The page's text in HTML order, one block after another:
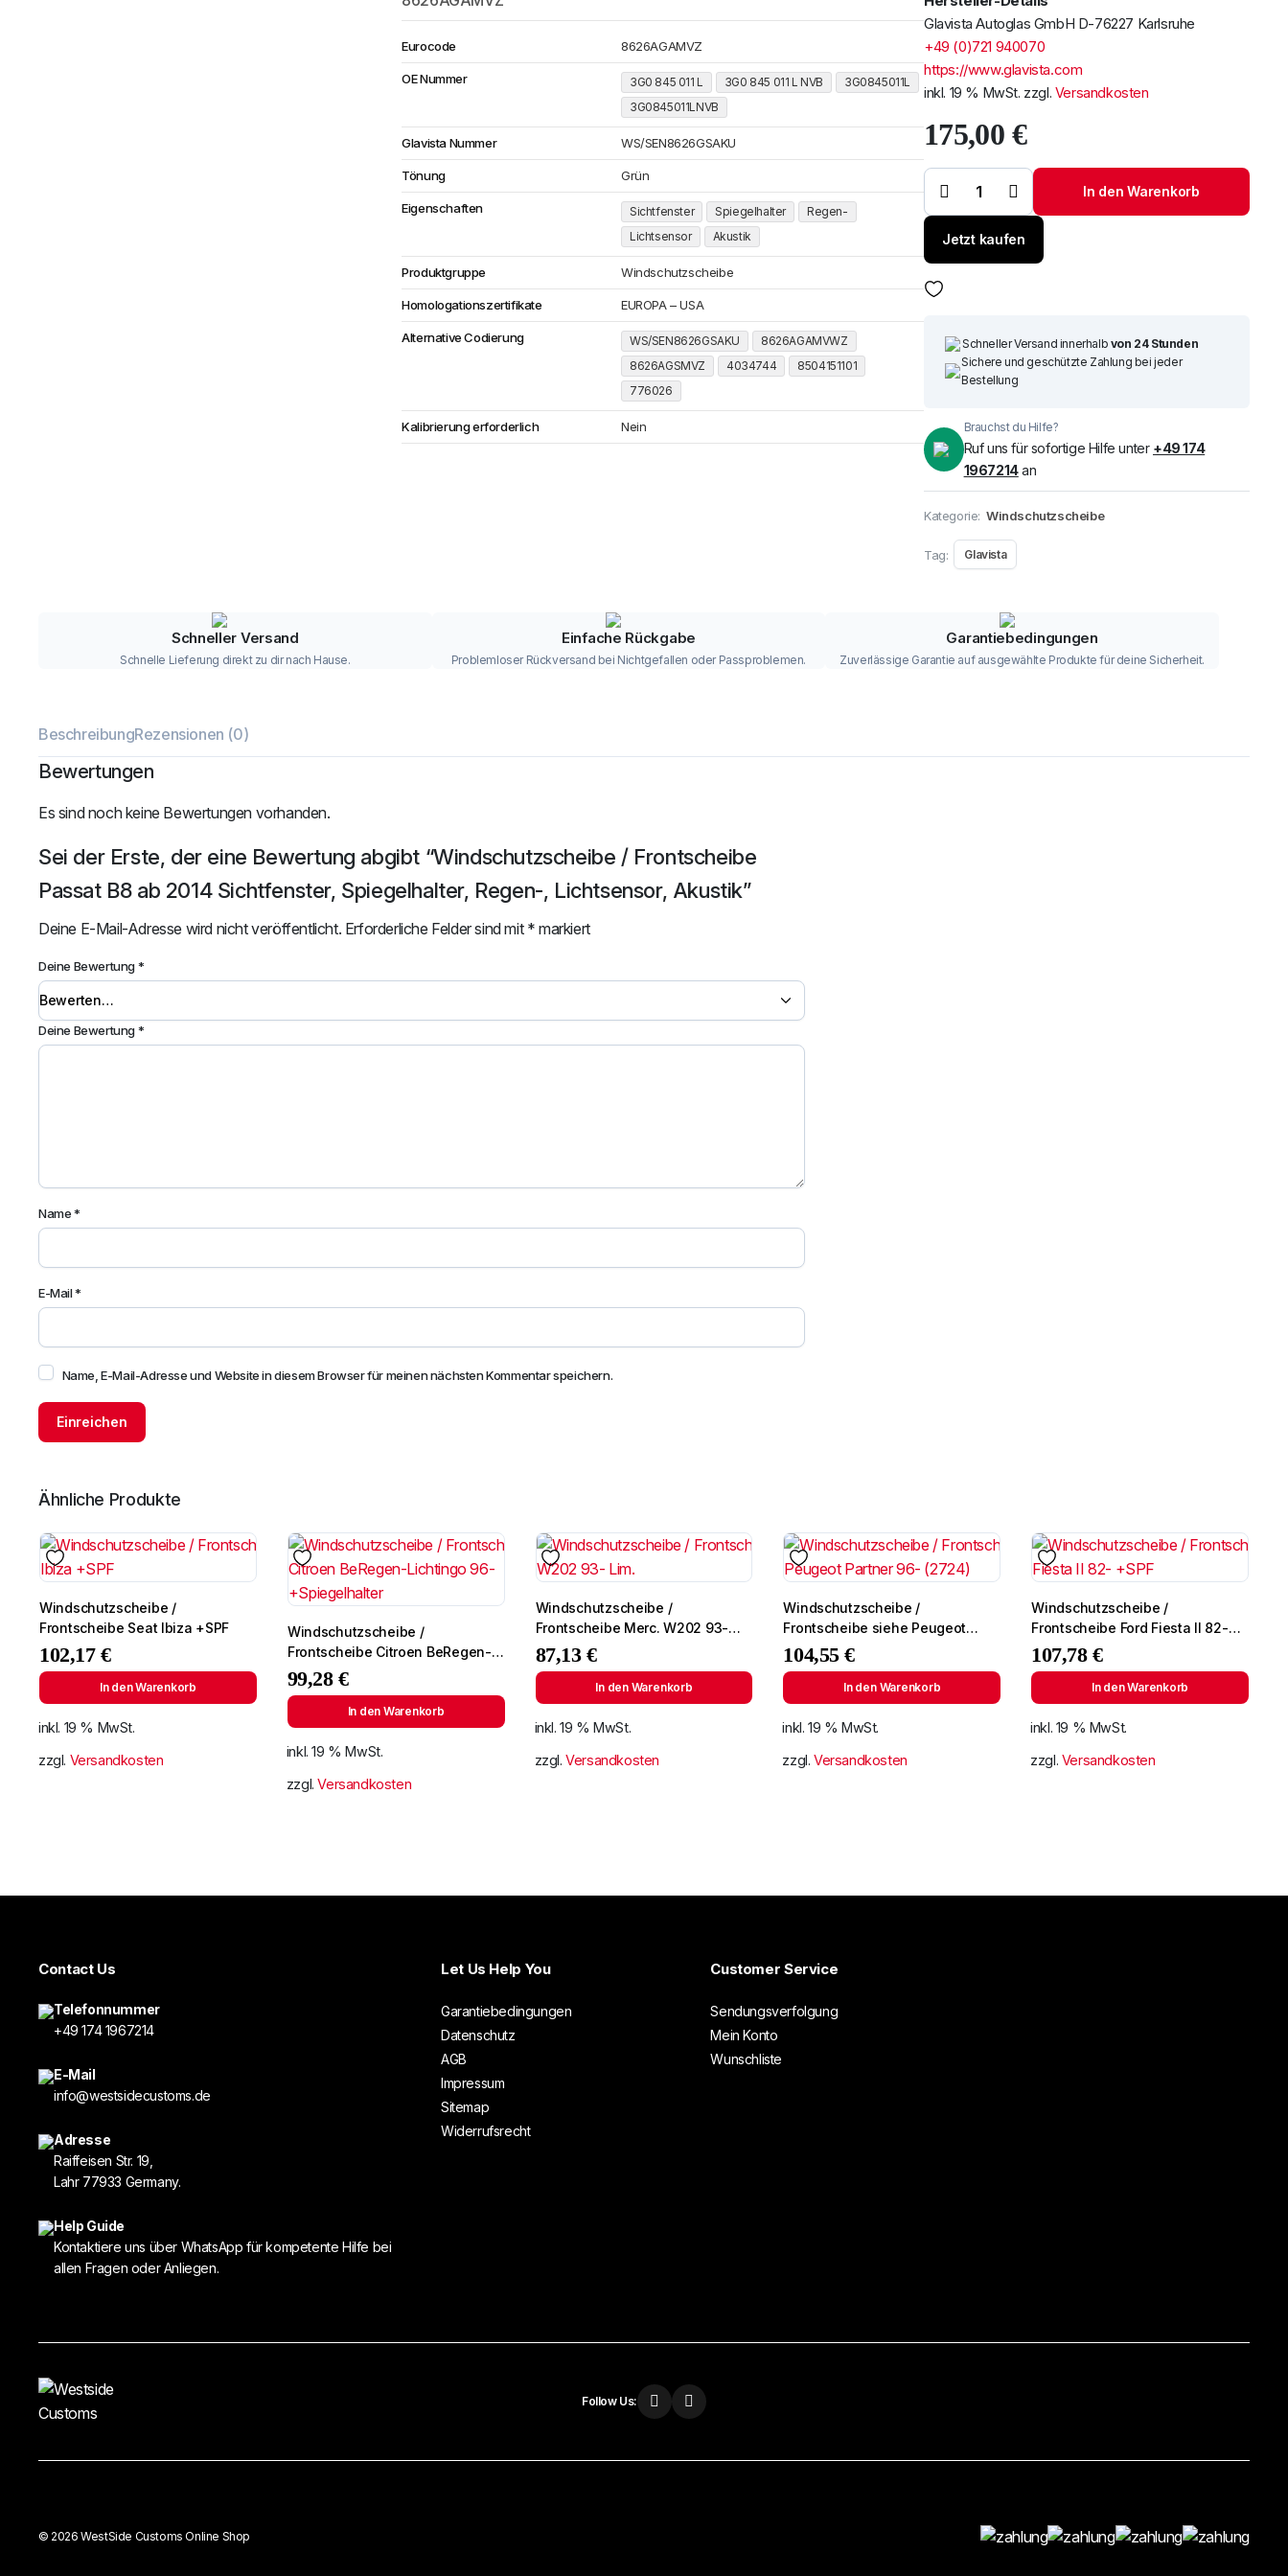
Eurocode 8626AGAMVZ
OE Nummer 3G0 845 011 L 3G0 845 011 L NVB
3G0845011L
3G0845011LNVB
Glavista Nummer WS/SEN8626GSAKU
Tönung Grün
Eigenschaften Sichtfenster Spiegelhalter
Regen-
Lichtsensor
Akustik
Produktgruppe Windschutzscheibe
Homologationszertifikate EUROPA – USA
Alternative Codierung WS/SEN8626GSAKU
8626AGAMVWZ
8626AGSMVZ
4034744
8504151101
776026
Kalibrierung erforderlich Nein
Glavista Autoglas GmbH D-76227 Karlsruhe
+49 (0)721 940070
https://www.glavista.com
inkl. 19 % MwSt. zzgl. Versandkosten
175,00 €
Windschutzscheibe
Passat B8 ab 2014
Sichtfenster,
Spiegelhalter,
Regen-,
Lichtsensor, Akustik
Menge
In den Warenkorb
Jetzt kaufen
Schneller Versand innerhalb von 24 Stunden
Sichere und geschützte Zahlung bei jeder
Bestellung
Brauchst du Hilfe?
Ruf uns für sofortige Hilfe unter +49 174
1967214an
Kategorie: Windschutzscheibe
Tag: Glavista
Schneller Versand
Schnelle Lieferung direkt zu dir nach Hause.
Einfache Rückgabe
Problemloser Rückversand bei Nichtgefallen oder Passproblemen.
Garantiebedingungen
Zuverlässige Garantie auf ausgewählte Produkte für deine Sicherheit.
BeschreibungRezensionen (0)
Bewertungen
Es sind noch keine Bewertungen vorhanden.
Sei der Erste, der eine Bewertung abgibt “Windschutzscheibe / Frontscheibe
Passat B8 ab 2014 Sichtfenster, Spiegelhalter, Regen-, Lichtsensor, Akustik”
Deine E-Mail-Adresse wird nicht veröffentlicht. Erforderliche Felder sind mit * markiert
Deine Bewertung*
Deine Bewertung*
Name*
E-Mail*
Name, E-Mail-Adresse und Website in diesem Browser für meinen nächsten Kommentar speichern.
Ähnliche Produkte
Windschutzscheibe /
Frontscheibe Seat Ibiza +SPF
102,17 €
In den Warenkorb
inkl. 19 % MwSt.
zzgl. Versandkosten
Windschutzscheibe /
Frontscheibe Citroen BeRegen-
Lichtingo 96- +Spiegelhalter
99,28€
In den Warenkorb
inkl. 19 % MwSt.
zzgl.Versandkosten
Windschutzscheibe /
Frontscheibe Merc. W202 93-
Lim.
87,13 €
In den Warenkorb
inkl. 19 % MwSt.
zzgl.Versandkosten
Windschutzscheibe /
Frontscheibe siehe Peugeot
Partner 96- (2724)
104,55€
In den Warenkorb
inkl. 19 % MwSt.
zzgl. Versandkosten
Windschutzscheibe /
Frontscheibe Ford Fiesta II 82-
+SPF
107,78€
In den Warenkorb
inkl. 19 % MwSt.
zzgl. Versandkosten
Contact Us
Telefonnummer
+49 174 1967214
E-Mail
info@westsidecustoms.de
Adresse
Raiffeisen Str. 19,
Lahr 77933 Germany.
Help Guide
Kontaktiere uns über WhatsApp für kompetente Hilfe bei
allen Fragen oder Anliegen.
Let Us Help You
Garantiebedingungen
Datenschutz
AGB
Impressum
Sitemap
Widerrufsrecht
Customer Service
Sendungsverfolgung
Mein Konto
Wunschliste
Follow Us:
© 2026 WestSide Customs Online Shop